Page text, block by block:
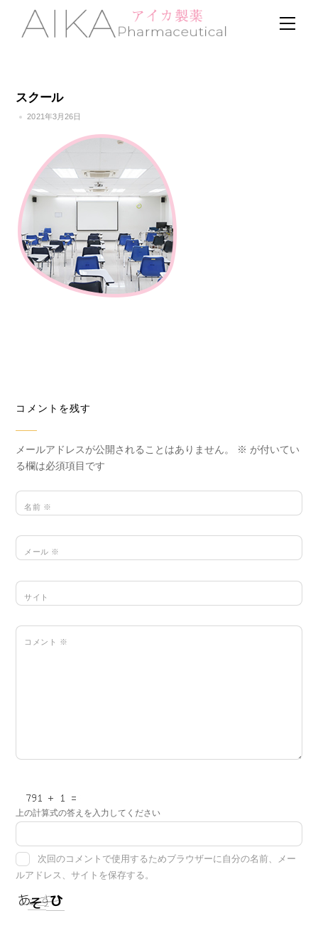
content
スクール
2021年3月26日
コメントを残す
メールアドレスが公開されることはありません。 ※ が付いてい
る欄は必須項目です
名前 ※
メール ※
サイト
コメント ※
上の計算式の答えを入力してください
次回のコメントで使用するためブラウザーに自分の名前、メー
ルアドレス、サイトを保存する。